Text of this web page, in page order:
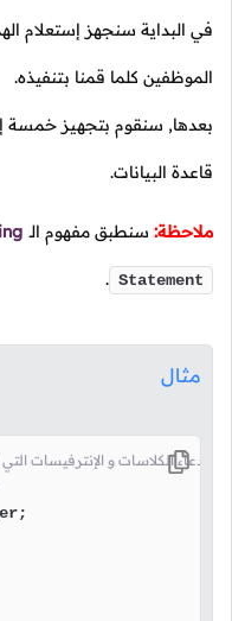
في البداية سنجهز
الموظفين كلما قمنا بتنفيذه.
بعدها, سنقوم بتجهيز خمسة
قاعدة البيانات.
ملاحظة: سنطبق مفهوم الـ
Statement
.
مثال
بإستدعاء الكلاسات و الإنترفيسات